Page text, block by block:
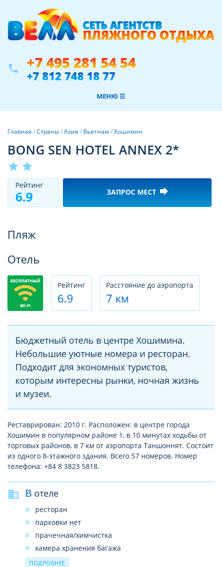
phone +7 495 281 54 54
+7 812 748 18 77
МЕНЮ ☰
Главная /Страны/Азия / Вьетнам /Хошимин
BONG SEN HOTEL ANNEX 2*
star star
Рeйтинг
6.9 ЗАПРОС МЕСТ forward
Пляж
Отель
Рeйтинг
6.9
Расстояние до аэропорта
7 км
Бюджетный отель в центре Хошимина.
Небольшие уютные номера и ресторан.
Подходит для экономных туристов,
которым интересны рынки, ночная жизнь
и музеи.
Реставрирован: 2010 г. Расположен: в центре города
Хошимин в популярном районе 1, в 10 минутах ходьбы от
торговых районов, в 7 км от аэропорта Таншоннят. Состоит
из одного 8-этажного здания. Всего 57 номеров. Номер
телефона: +84 8 3823 5818.
В отеле
ресторан
парковки нет
прачечная/химчистка
камера хранения багажа
круглосуточная стойка регистрации
ПОДРОБНЕЕ